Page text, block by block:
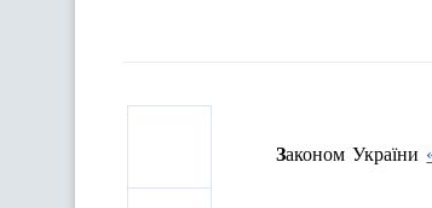
Законом України